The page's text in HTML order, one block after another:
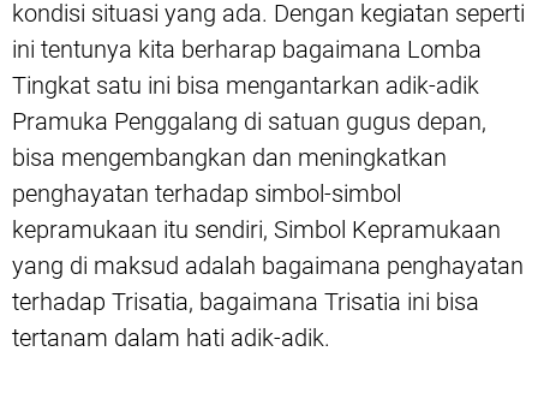
kondisi situasi yang ada. Dengan kegiatan seperti
ini tentunya kita berharap bagaimana Lomba
Tingkat satu ini bisa mengantarkan adik-adik
Pramuka Penggalang di satuan gugus depan,
bisa mengembangkan dan meningkatkan
penghayatan terhadap simbol-simbol
kepramukaan itu sendiri, Simbol Kepramukaan
yang di maksud adalah bagaimana penghayatan
terhadap Trisatia, bagaimana Trisatia ini bisa
tertanam dalam hati adik-adik.